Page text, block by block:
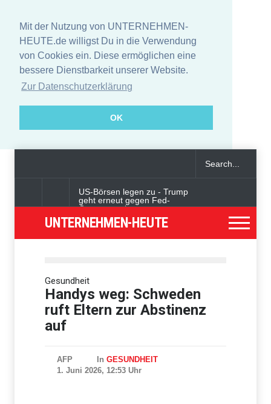
Mit der Nutzung von UNTERNEHMEN-
HEUTE.de willigst Du in die Verwendung
von Cookies ein. Diese ermöglichen eine
bessere Dienstbarkeit unserer Website.
Zur Datenschutzerklärung
OK
US-Börsen legen zu - Trump
geht erneut gegen Fed-
Gouverneurin vor
Studie: Europa auf russische
Drohnenkampagne
unzureichend vorbereitet
UNTERNEHMEN-HEUTE
Gesundheit
Handys weg: Schweden
ruft Eltern zur Abstinenz
auf
AFP In GESUNDHEIT
1. Juni 2026, 12:53 Uhr